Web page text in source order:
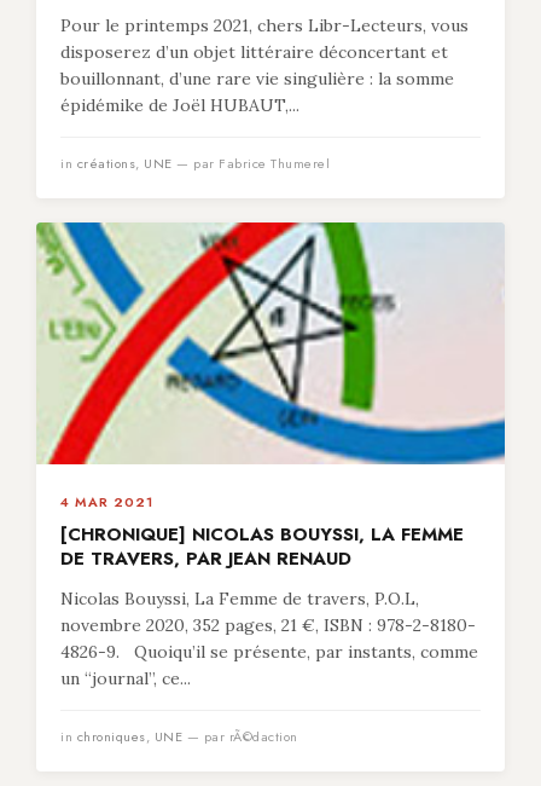
Pour le printemps 2021, chers Libr-Lecteurs, vous
disposerez d’un objet littéraire déconcertant et
bouillonnant, d’une rare vie singulière : la somme
épidémike de Joël HUBAUT,...
in créations, UNE — par Fabrice Thumerel
4 MAR 2021
[CHRONIQUE] NICOLAS BOUYSSI, LA FEMME
DE TRAVERS, PAR JEAN RENAUD
Nicolas Bouyssi, La Femme de travers, P.O.L,
novembre 2020, 352 pages, 21 €, ISBN : 978-2-8180-
4826-9. Quoiqu’il se présente, par instants, comme
un “journal”, ce...
in chroniques, UNE — par rÃ©daction